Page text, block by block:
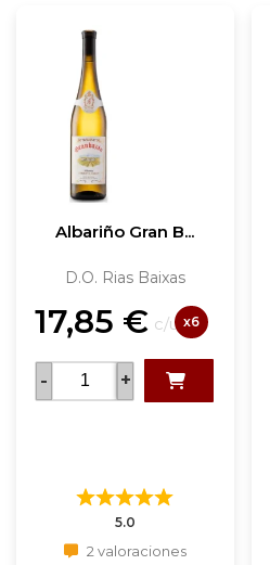
Albariño Gran B...
D.O. Rias Baixas
17,85 € c/u x6
- +
5.0
2 valoraciones